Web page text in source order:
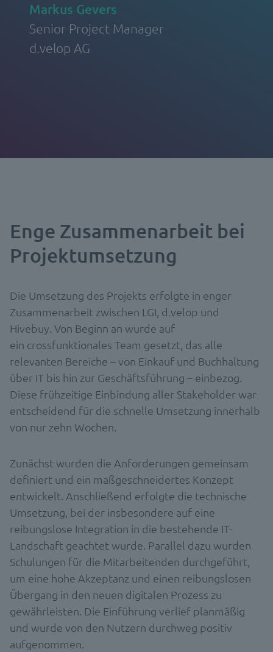
Markus Gevers
Senior Project Manager
d.velop AG
Enge Zusammenarbeit bei
Projektumsetzung
Die Umsetzung des Projekts erfolgte in enger
Zusammenarbeit zwischen LGI, d.velop und
Hivebuy. Von Beginn an wurde auf
ein crossfunktionales Team gesetzt, das alle
relevanten Bereiche – von Einkauf und Buchhaltung
über IT bis hin zur Geschäftsführung – einbezog.
Diese frühzeitige Einbindung aller Stakeholder war
entscheidend für die schnelle Umsetzung innerhalb
von nur zehn Wochen.
Zunächst wurden die Anforderungen gemeinsam
definiert und ein maßgeschneidertes Konzept
entwickelt. Anschließend erfolgte die technische
Umsetzung, bei der insbesondere auf eine
reibungslose Integration in die bestehende IT-
Landschaft geachtet wurde. Parallel dazu wurden
Schulungen für die Mitarbeitenden durchgeführt,
um eine hohe Akzeptanz und einen reibungslosen
Übergang in den neuen digitalen Prozess zu
gewährleisten. Die Einführung verlief planmäßig
und wurde von den Nutzern durchweg positiv
aufgenommen.